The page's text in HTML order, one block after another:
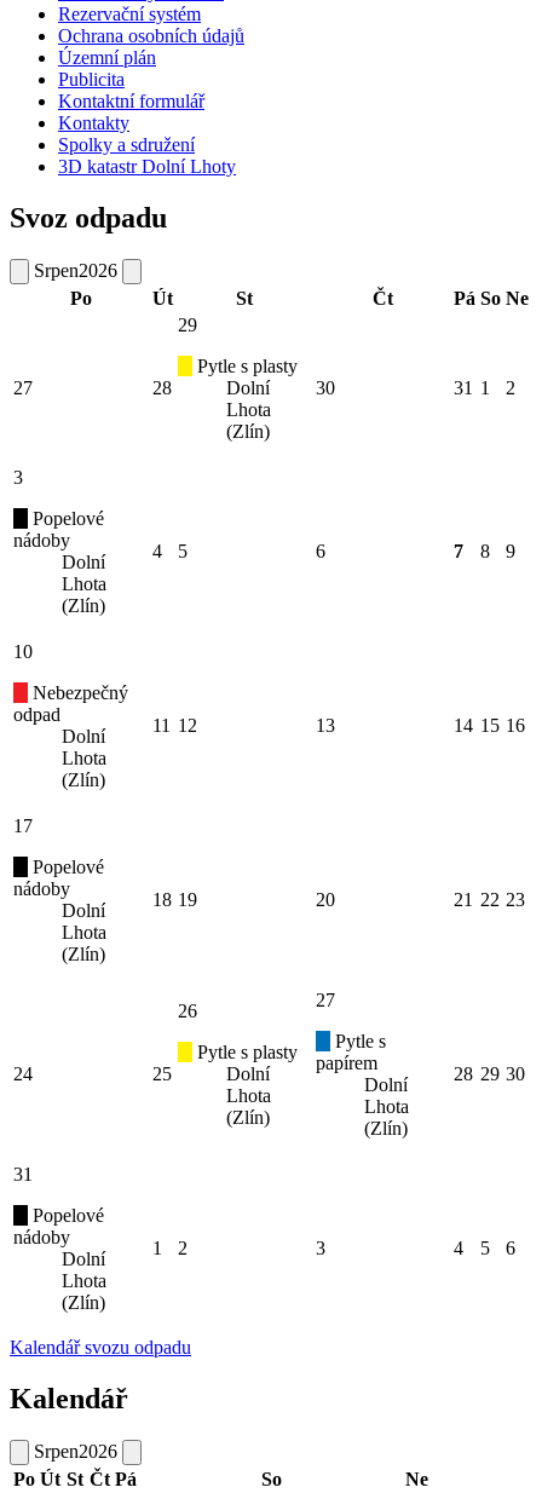
Rezervační systém
Ochrana osobních údajů
Územní plán
Publicita
Kontaktní formulář
Kontakty
Spolky a sdružení
3D katastr Dolní Lhoty
Svoz odpadu
Srpen2026
Po
Út St Čt Pá So Ne
27 28
29
Pytle s plasty
Dolní
Lhota
(Zlín)
30 31 1 2
3
Popelové
nádoby
Dolní
Lhota
(Zlín)
4 5 6 7 8 9
10
Nebezpečný
odpad
Dolní
Lhota
(Zlín)
11 12 13 14 15 16
17
Popelové
nádoby
Dolní
Lhota
(Zlín)
18 19 20 21 22 23
24 25
26
Pytle s plasty
Dolní
Lhota
(Zlín)
27
Pytle s
papírem
Dolní
Lhota
(Zlín)
28 29 30
31
Popelové
nádoby
Dolní
Lhota
(Zlín)
1 2 3 4 5 6
Kalendář svozu odpadu
Kalendář
Srpen2026
Po Út St Čt Pá So Ne